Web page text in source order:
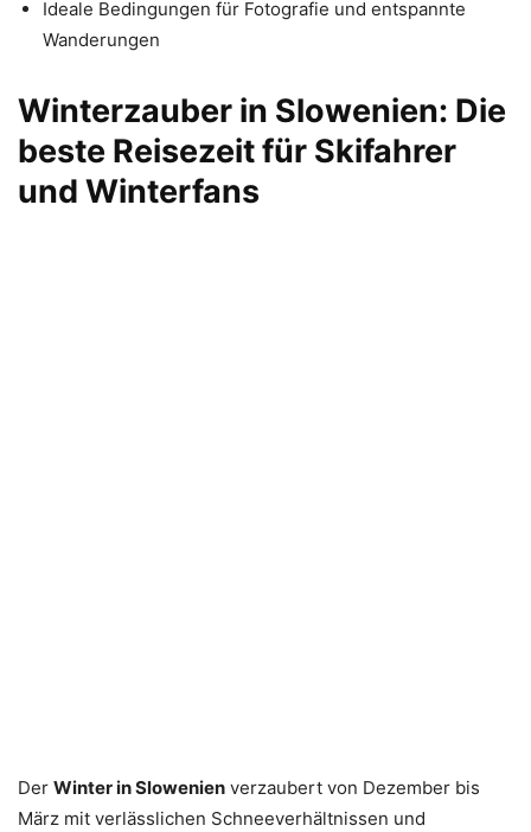
Ideale Bedingungen für Fotografie und entspannte
Wanderungen
Winterzauber in Slowenien: Die
beste Reisezeit für Skifahrer
und Winterfans
Der Winter in Slowenien verzaubert von Dezember bis
März mit verlässlichen Schneeverhältnissen und